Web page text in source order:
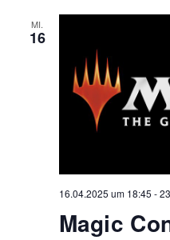
MI.
16
16.04.2025 um 18:45 -
Magic